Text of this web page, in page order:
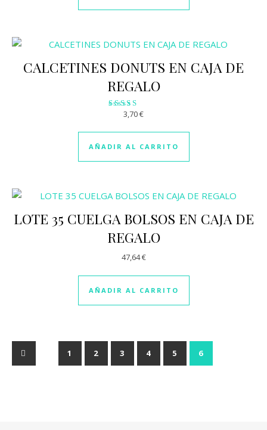
CALCETINES DONUTS EN CAJA DE
REGALO
Valorado
2.92
de 5
3,70€
AÑADIR AL CARRITO
LOTE 35 CUELGA BOLSOS EN CAJA DE
REGALO
47,64€
AÑADIR AL CARRITO
1 2 3 4 5 6